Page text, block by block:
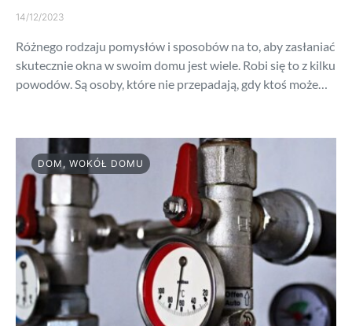
14/12/2023
Różnego rodzaju pomysłów i sposobów na to, aby zasłaniać
skutecznie okna w swoim domu jest wiele. Robi się to z kilku
powodów. Są osoby, które nie przepadają, gdy ktoś może…
DOM, WOKÓŁ DOMU